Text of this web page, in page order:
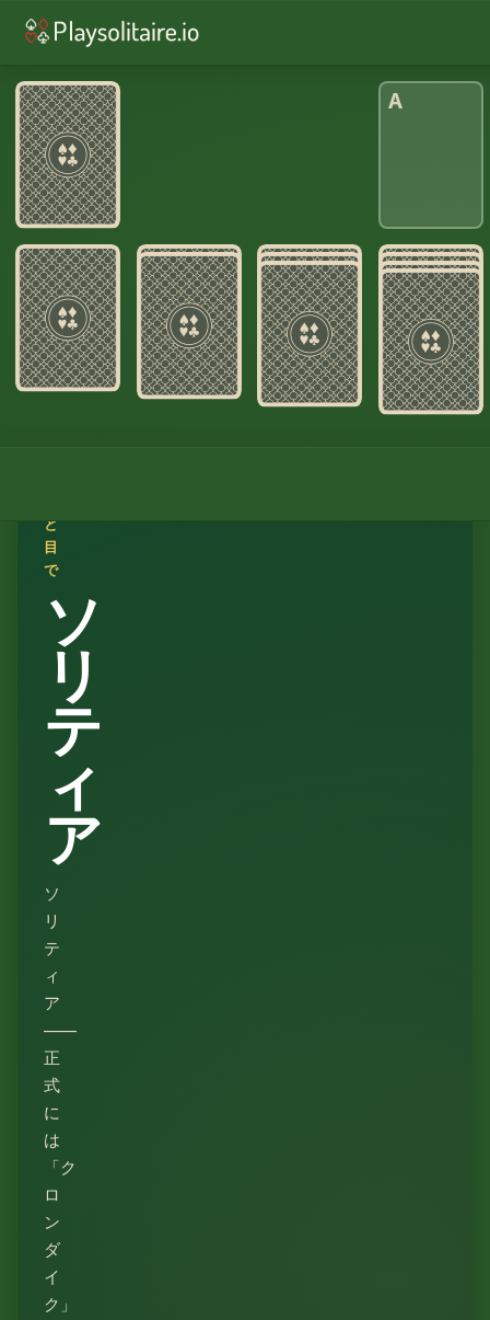
A
♠︎スコーピオン・ソリティア
♠︎エイトオフ・ソリティア ♦︎デイリーチャレンジ
ゲ
ー
と
目
で
ソ
リ
テ
ィ
ア
ソ
リ
テ
ィ
ア
——
正
式
に
は
「ク
ロ
ン
ダ
イ
ク」